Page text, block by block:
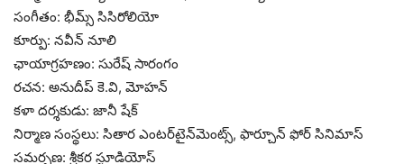
సంగీతం: భీమ్స్ సిసిరోలియో
కూర్పు: నవీన్ నూలి
ఛాయాగ్రహణం: సురేష్ సారంగం
రచన: అనుదీప్ కె.వి, మోహన్
కళా దర్శకుడు: జానీ షేక్
నిర్మాణ సంస్థలు: సితార ఎంటర్‌టైన్‌మెంట్స్, ఫార్చూన్ ఫోర్ సినిమాస్
సమర్పణ: శ్రీకర స్టూడియోస్